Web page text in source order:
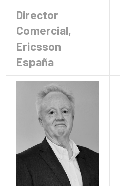
Director
Comercial,
Ericsson
España